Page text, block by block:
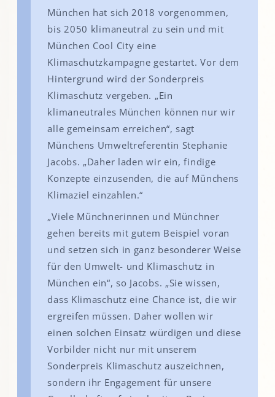
München hat sich 2018 vorgenommen,
bis 2050 klimaneutral zu sein und mit
München Cool City eine
Klimaschutzkampagne gestartet. Vor dem
Hintergrund wird der Sonderpreis
Klimaschutz vergeben. „Ein
klimaneutrales München können nur wir
alle gemeinsam erreichen“, sagt
Münchens Umweltreferentin Stephanie
Jacobs. „Daher laden wir ein, findige
Konzepte einzusenden, die auf Münchens
Klimaziel einzahlen.“
„Viele Münchnerinnen und Münchner
gehen bereits mit gutem Beispiel voran
und setzen sich in ganz besonderer Weise
für den Umwelt- und Klimaschutz in
München ein“, so Jacobs. „Sie wissen,
dass Klimaschutz eine Chance ist, die wir
ergreifen müssen. Daher wollen wir
einen solchen Einsatz würdigen und diese
Vorbilder nicht nur mit unserem
Sonderpreis Klimaschutz auszeichnen,
sondern ihr Engagement für unsere